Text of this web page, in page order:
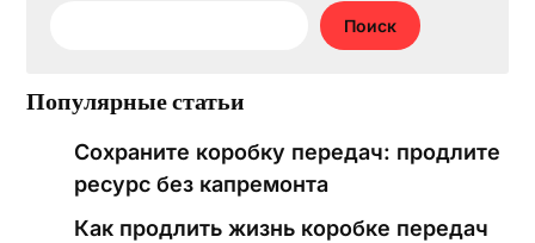
Поиск
Популярные статьи
Сохраните коробку передач: продлите
ресурс без капремонта
Как продлить жизнь коробке передач